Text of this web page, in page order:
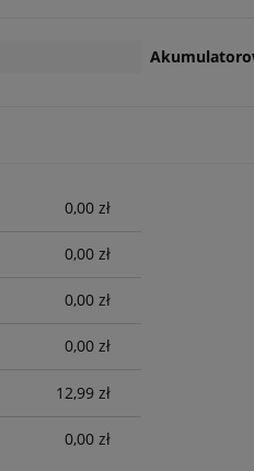
0,00 zł
0,00 zł
0,00 zł
0,00 zł
12,99 zł
0,00 zł